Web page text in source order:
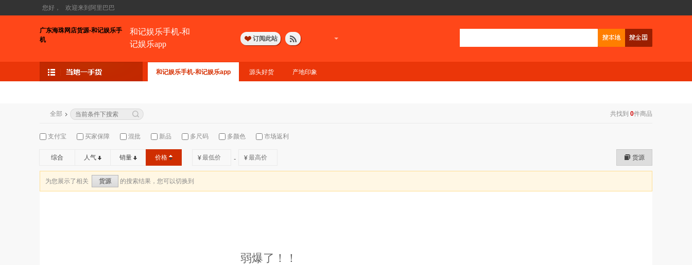
您好， 欢迎来到阿里巴巴
广东海珠网店货源-和记娱乐手
机
和记娱乐手机-和
记娱乐app
订阅此站
和记娱乐手机-和记娱乐app 源头好货 产地印象
共找到 0件商品
全部
支付宝 买家保障 混批 新品 多尺码 多颜色 市场返利
综合 人气 销量 价格 ¥ - ¥ 货源
为您展示了相关 货源 的搜索结果，您可以切换到
弱爆了！！